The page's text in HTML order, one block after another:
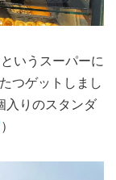
いうスーパーに
つゲットしまし
りのスタンダ
）